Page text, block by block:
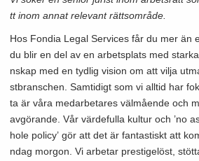
tt inom annat relevant rättsområde.
Hos Fondia Legal Services får du mer än
du blir en del av en arbetsplats med
nskap med en tydlig vision om att vilja
stbranschen. Samtidigt som vi alltid har
ta är våra medarbetares välmående och
avgörande. Vår värdefulla kultur och ’no
hole policy’ gör att det är fantastiskt att
ndag morgon. Vi arbetar prestigelöst,